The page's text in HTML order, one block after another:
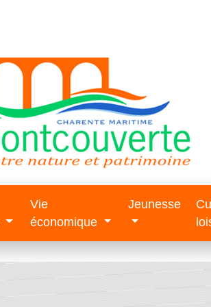
Vie
économique
Jeunesse